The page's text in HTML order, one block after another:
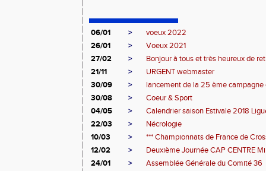
06/01 >
voeux 2022
26/01
>
Voeux 2021
27/02
>
Bonjour à tous et très heureux de
21/11
>
URGENT webmaster
30/09
>
lancement de la 25 ème campagne
30/08
>
Coeur & Sport
04/05
>
Calendrier saison Estivale 2018
22/03
>
Nécrologie
10/03
>
*** Championnats de France de
12/02
>
Deuxième Journée CAP CENTRE
24/01
>
Assemblée Générale du Comité 36